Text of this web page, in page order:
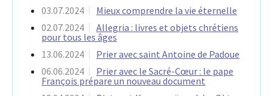
03.07.2024
Mieux comprendre la vie éternelle
02.07.2024
Allegria : livres et objets chrétiens
pour tous les âges
13.06.2024
Prier avec saint Antoine de Padoue
06.06.2024
Prier avec le Sacré-Cœur : le pape
François prépare un nouveau document